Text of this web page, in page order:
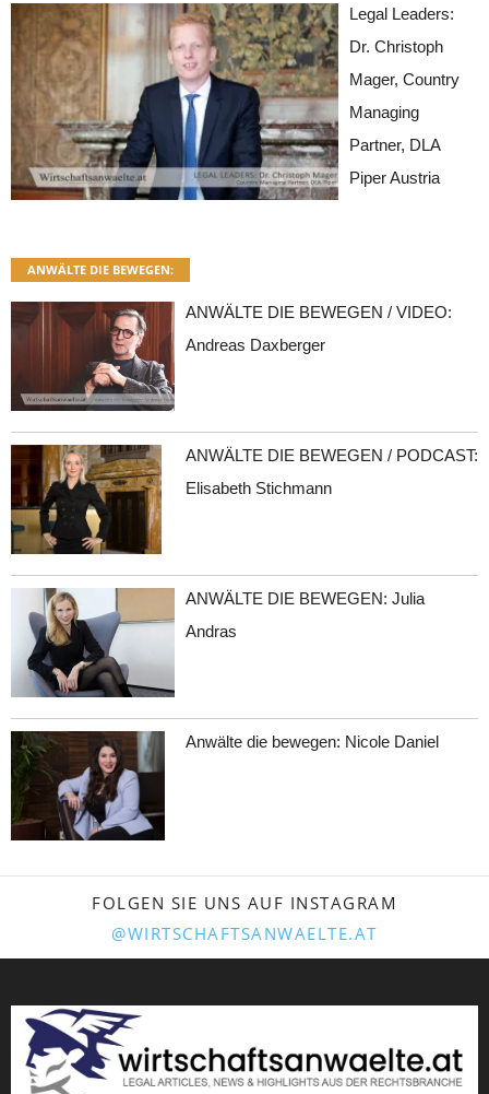
Legal Leaders:
Dr. Christoph
Mager, Country
Managing
Partner, DLA
Piper Austria
ANWÄLTE DIE BEWEGEN:
ANWÄLTE DIE BEWEGEN / VIDEO:
Andreas Daxberger
ANWÄLTE DIE BEWEGEN / PODCAST:
Elisabeth Stichmann
ANWÄLTE DIE BEWEGEN: Julia
Andras
Anwälte die bewegen: Nicole Daniel
FOLGEN SIE UNS AUF INSTAGRAM
@WIRTSCHAFTSANWAELTE.AT